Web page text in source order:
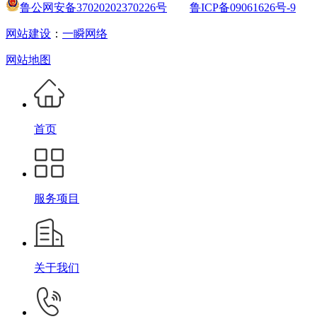
鲁公网安备37020202370226号 鲁ICP备09061626号-9
网站建设 ： 一瞬网络
网站地图
首页
服务项目
关于我们